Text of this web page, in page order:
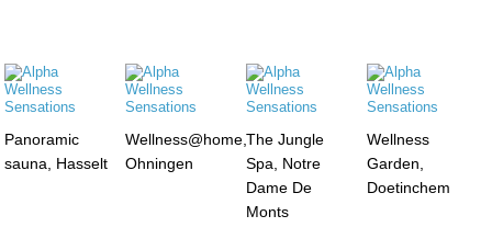
Panoramic
sauna, Hasselt
Wellness@home,
Ohningen
The Jungle
Spa, Notre
Dame De
Monts
Wellness
Garden,
Doetinchem